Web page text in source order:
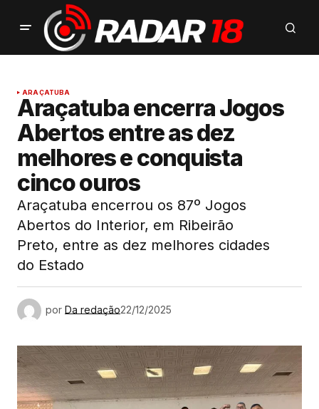
ARAÇATUBA
Araçatuba encerra Jogos
Abertos entre as dez
melhores e conquista
cinco ouros
Araçatuba encerrou os 87º Jogos
Abertos do Interior, em Ribeirão
Preto, entre as dez melhores cidades
do Estado
por Da redação22/12/2025